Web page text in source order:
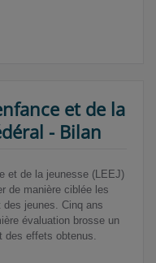
et de la
- Bilan
et de la jeunesse (LEEJ)
de manière ciblée les
jeunes. Cinq ans
évaluation brosse un
des effets obtenus.